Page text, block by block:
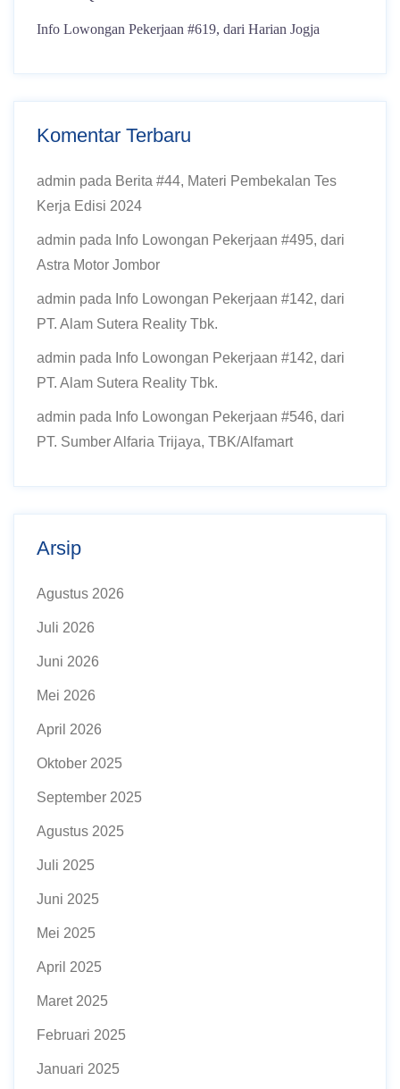
Info Lowongan Pekerjaan #619, dari Harian Jogja
Komentar Terbaru
admin pada Berita #44, Materi Pembekalan Tes
Kerja Edisi 2024
admin pada Info Lowongan Pekerjaan #495, dari
Astra Motor Jombor
admin pada Info Lowongan Pekerjaan #142, dari
PT. Alam Sutera Reality Tbk.
admin pada Info Lowongan Pekerjaan #142, dari
PT. Alam Sutera Reality Tbk.
admin pada Info Lowongan Pekerjaan #546, dari
PT. Sumber Alfaria Trijaya, TBK/Alfamart
Arsip
Agustus 2026
Juli 2026
Juni 2026
Mei 2026
April 2026
Oktober 2025
September 2025
Agustus 2025
Juli 2025
Juni 2025
Mei 2025
April 2025
Maret 2025
Februari 2025
Januari 2025